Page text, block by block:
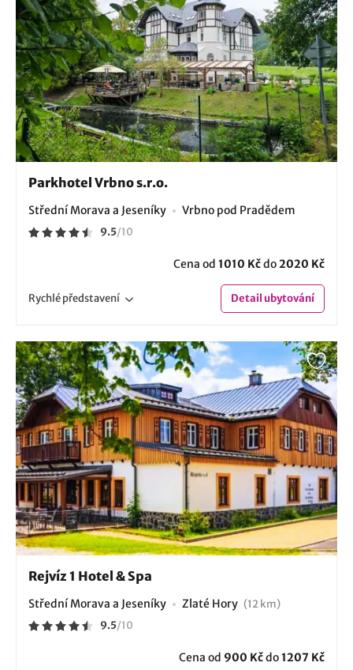
Parkhotel Vrbno s.r.o.
Střední Morava a Jeseníky Vrbno pod Pradědem
9.5/10
Cena od 1010 Kčdo2020 Kč
Rychlépředstavení Detailubytování
Rejvíz 1 Hotel & Spa
Střední Morava a Jeseníky Zlaté Hory (12 km)
9.5/10
Cena od 900 Kčdo1207 Kč